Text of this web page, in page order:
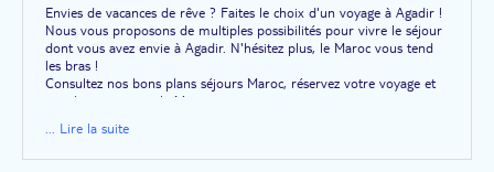
Envies de vacances de rêve ? Faites le choix d'un voyage à Agadir !
Nous vous proposons de multiples possibilités pour vivre le séjour
dont vous avez envie à Agadir. N'hésitez plus, le Maroc vous tend
les bras !
Consultez nos bons plans séjours Maroc, réservez votre voyage et
envolez-vous pour le Maroc.
... Lire la suite